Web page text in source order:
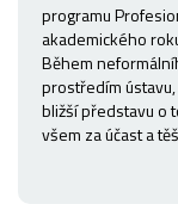
programu
akademického
Během
prostředím
bližší představu o
všem za účast a